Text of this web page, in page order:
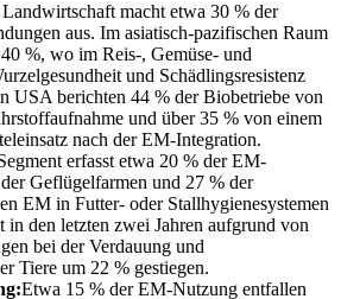
macht etwa 30 % der
aus. Im asiatisch-pazifischen Raum
%, wo im Reis-, Gemüse- und
und Schädlingsresistenz
USA berichten 44 % der Biobetriebe von
und über 35 % von einem
nach der EM-Integration.
erfasst etwa 20 % der EM-
Geflügelfarmen und 27 % der
EM in Futter- oder Stallhygienesystemen
in den letzten zwei Jahren aufgrund von
bei der Verdauung und
Tiere um 22 % gestiegen.
Etwa 15 % der EM-Nutzung entfallen